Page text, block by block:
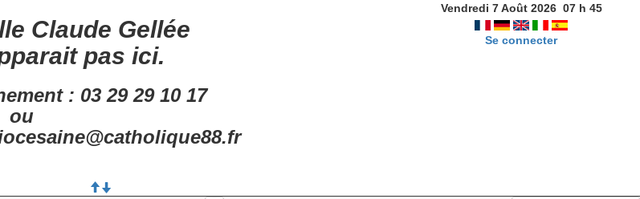
Claude Gellée
pas ici.
: 03 29 29 10 17
ou
Vendredi 7 Août 2026 07h 45
Se connecter